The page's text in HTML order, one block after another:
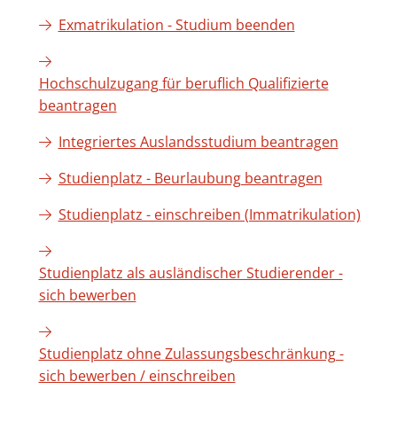
Exmatrikulation - Studium beenden
Hochschulzugang für beruflich Qualifizierte
beantragen
Integriertes Auslandsstudium beantragen
Studienplatz - Beurlaubung beantragen
Studienplatz - einschreiben (Immatrikulation)
Studienplatz als ausländischer Studierender -
sich bewerben
Studienplatz ohne Zulassungsbeschränkung -
sich bewerben / einschreiben